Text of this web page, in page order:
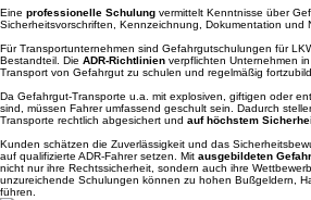
Eine professionelle Schulung vermittelt Kenntnisse über
Sicherheitsvorschriften, Kennzeichnung, Dokumentation und
Für Transportunternehmen sind Gefahrgutschulungen für
Bestandteil. Die ADR-Richtlinien verpflichten Unternehmen
Transport von Gefahrgut zu schulen und regelmäßig
Da Gefahrgut-Transporte u.a. mit explosiven, giftigen oder
sind, müssen Fahrer umfassend geschult sein. Dadurch
Transporte rechtlich abgesichert und auf höchstem
Kunden schätzen die Zuverlässigkeit und das
auf qualifizierte ADR-Fahrer setzen. Mit ausgebildeten
nicht nur ihre Rechtssicherheit, sondern auch ihre
unzureichende Schulungen können zu hohen Bußgeldern,
führen.